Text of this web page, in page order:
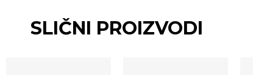
SLIČNI PROIZVODI